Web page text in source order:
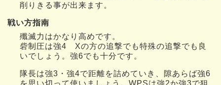
削りきる事が出来ます。
戦い方指南
殲滅力はかなり高めです。
砦制圧は強4 Xの方の追撃でも特殊の追撃でも良
いでしょう。強6でも十分です。
隊長は強3・強4で距離を詰めていき、隙あらば強6
を思い切って使いましょう。WPSは強2か強3で狙